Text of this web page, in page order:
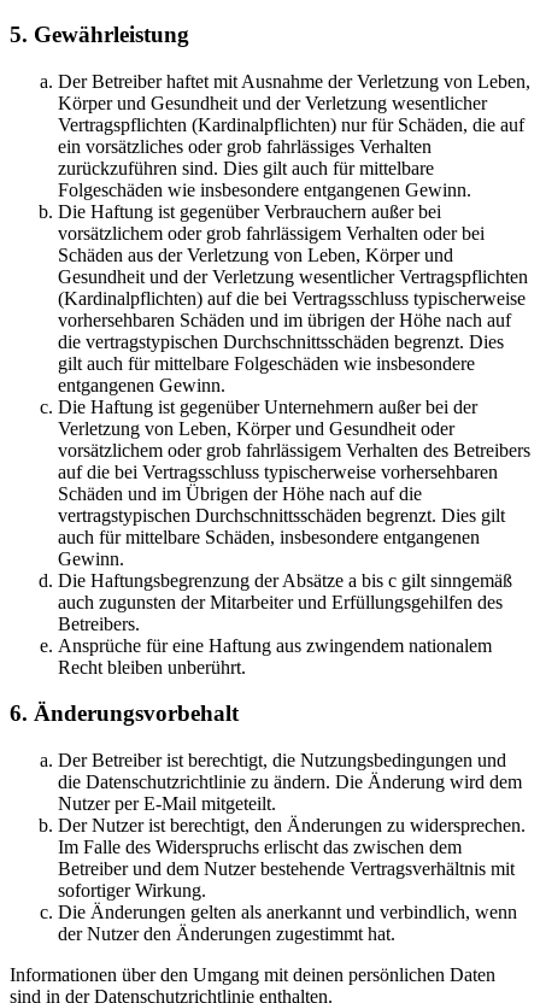
5. Gewährleistung
Der Betreiber haftet mit Ausnahme der Verletzung von Leben,
Körper und Gesundheit und der Verletzung wesentlicher
Vertragspflichten (Kardinalpflichten) nur für Schäden, die auf
ein vorsätzliches oder grob fahrlässiges Verhalten
zurückzuführen sind. Dies gilt auch für mittelbare
Folgeschäden wie insbesondere entgangenen Gewinn.
Die Haftung ist gegenüber Verbrauchern außer bei
vorsätzlichem oder grob fahrlässigem Verhalten oder bei
Schäden aus der Verletzung von Leben, Körper und
Gesundheit und der Verletzung wesentlicher Vertragspflichten
(Kardinalpflichten) auf die bei Vertragsschluss typischerweise
vorhersehbaren Schäden und im übrigen der Höhe nach auf
die vertragstypischen Durchschnittsschäden begrenzt. Dies
gilt auch für mittelbare Folgeschäden wie insbesondere
entgangenen Gewinn.
Die Haftung ist gegenüber Unternehmern außer bei der
Verletzung von Leben, Körper und Gesundheit oder
vorsätzlichem oder grob fahrlässigem Verhalten des Betreibers
auf die bei Vertragsschluss typischerweise vorhersehbaren
Schäden und im Übrigen der Höhe nach auf die
vertragstypischen Durchschnittsschäden begrenzt. Dies gilt
auch für mittelbare Schäden, insbesondere entgangenen
Gewinn.
Die Haftungsbegrenzung der Absätze a bis c gilt sinngemäß
auch zugunsten der Mitarbeiter und Erfüllungsgehilfen des
Betreibers.
Ansprüche für eine Haftung aus zwingendem nationalem
Recht bleiben unberührt.
6. Änderungsvorbehalt
Der Betreiber ist berechtigt, die Nutzungsbedingungen und
die Datenschutzrichtlinie zu ändern. Die Änderung wird dem
Nutzer per E-Mail mitgeteilt.
Der Nutzer ist berechtigt, den Änderungen zu widersprechen.
Im Falle des Widerspruchs erlischt das zwischen dem
Betreiber und dem Nutzer bestehende Vertragsverhältnis mit
sofortiger Wirkung.
Die Änderungen gelten als anerkannt und verbindlich, wenn
der Nutzer den Änderungen zugestimmt hat.
Informationen über den Umgang mit deinen persönlichen Daten
sind in der Datenschutzrichtlinie enthalten.